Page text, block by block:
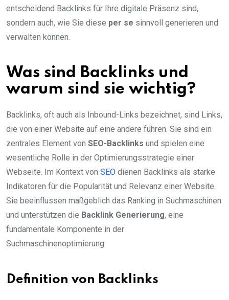
entscheidend Backlinks für Ihre digitale Präsenz sind,
sondern auch, wie Sie diese per se sinnvoll generieren und
verwalten können.
Was sind Backlinks und
warum sind sie wichtig?
Backlinks, oft auch als Inbound-Links bezeichnet, sind Links,
die von einer Website auf eine andere führen. Sie sind ein
zentrales Element von SEO-Backlinks und spielen eine
wesentliche Rolle in der Optimierungsstrategie einer
Webseite. Im Kontext von SEO dienen Backlinks als starke
Indikatoren für die Popularität und Relevanz einer Website.
Sie beeinflussen maßgeblich das Ranking in Suchmaschinen
und unterstützen die Backlink Generierung, eine
fundamentale Komponente in der
Suchmaschinenoptimierung.
Definition von Backlinks